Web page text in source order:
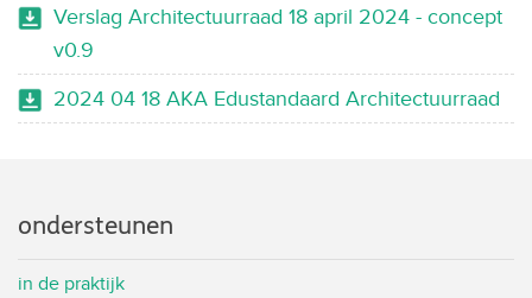
Verslag Architectuurraad 18 april 2024 - concept
v0.9
2024 04 18 AKA Edustandaard Architectuurraad
ondersteunen
in de praktijk